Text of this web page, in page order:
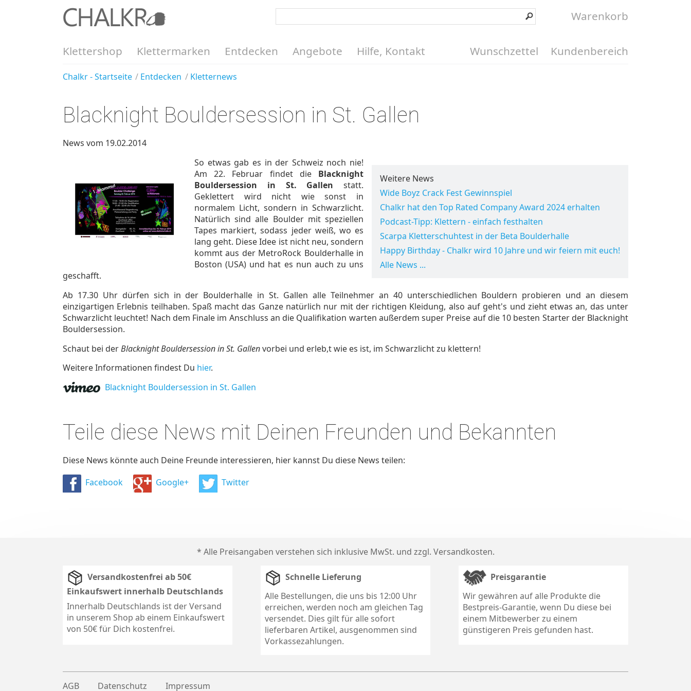
Warenkorb
Klettershop Klettermarken Entdecken Angebote Hilfe, Kontakt Kundenbereich
Wunschzettel
Chalkr - Startseite Entdecken Kletternews
Blacknight Bouldersession in St. Gallen
News vom 19.02.2014
Weitere News
Wide Boyz Crack Fest Gewinnspiel
Chalkr hat den Top Rated Company Award 2024 erhalten
Podcast-Tipp: Klettern - einfach festhalten
Scarpa Kletterschuhtest in der Beta Boulderhalle
Happy Birthday - Chalkr wird 10 Jahre und wir feiern mit euch!
Alle News ...
So etwas gab es in der Schweiz noch nie!
Am 22. Februar findet die Blacknight
Bouldersession in St. Gallen statt.
Geklettert wird nicht wie sonst in
normalem Licht, sondern in Schwarzlicht.
Natürlich sind alle Boulder mit speziellen
Tapes markiert, sodass jeder weiß, wo es
lang geht. Diese Idee ist nicht neu, sondern
kommt aus der MetroRock Boulderhalle in
Boston (USA) und hat es nun auch zu uns
geschafft.
Ab 17.30 Uhr dürfen sich in der Boulderhalle in St. Gallen alle Teilnehmer an 40 unterschiedlichen Bouldern probieren und an diesem
einzigartigen Erlebnis teilhaben. Spaß macht das Ganze natürlich nur mit der richtigen Kleidung, also auf geht's und zieht etwas an, das unter
Schwarzlicht leuchtet! Nach dem Finale im Anschluss an die Qualifikation warten außerdem super Preise auf die 10 besten Starter der Blacknight
Bouldersession.
Schaut bei derBlacknight Bouldersession in St. Gallenvorbei und erleb,t wie es ist, im Schwarzlicht zu klettern!
Weitere Informationen findest Du hier.
Blacknight Bouldersession in St. Gallen
Teile diese News mit Deinen Freunden und Bekannten
Diese News könnte auch Deine Freunde interessieren, hier kannst Du diese News teilen:
Facebook
Google+ Twitter
* Alle Preisangaben verstehen sich inklusive MwSt. und zzgl. Versandkosten.
Versandkostenfrei ab 50€
Einkaufswert innerhalb Deutschlands
Innerhalb Deutschlands ist der Versand
in unserem Shop ab einem Einkaufswert
von 50€ für Dich kostenfrei.
Schnelle Lieferung
Alle Bestellungen, die uns bis 12:00 Uhr
erreichen, werden noch am gleichen Tag
versendet. Dies gilt für alle sofort
lieferbaren Artikel, ausgenommen sind
Vorkassezahlungen.
Preisgarantie
Wir gewähren auf alle Produkte die
Bestpreis-Garantie, wenn Du diese bei
einem Mitbewerber zu einem
günstigeren Preis gefunden hast.
AGB Datenschutz Impressum